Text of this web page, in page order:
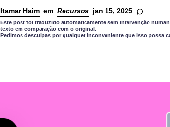
Itamar Haim em Recursos jan 15, 2025
Este post foi traduzido automaticamente sem intervenção
texto em comparação com o original.
Pedimos desculpas por qualquer inconveniente que isso possa